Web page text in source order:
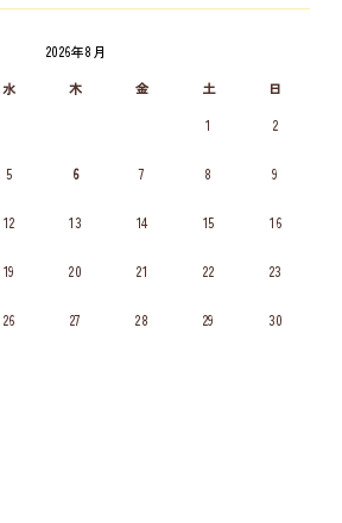
2026年8月
水 木 金 土
日
1
2
5 6 7 8 9
12 13 14 15 16
19 20 21 22 23
26 27 28 29 30